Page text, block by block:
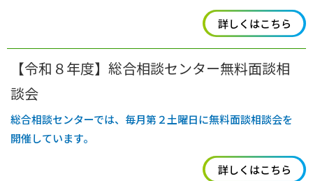
詳しくはこちら
【令和８年度】総合相談センター無料面談相
談会
総合相談センターでは、毎月第２土曜日に無料面談相談会を
開催しています。
詳しくはこちら